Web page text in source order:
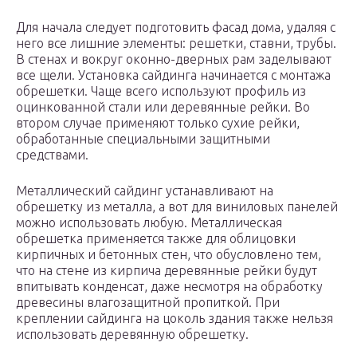
Для начала следует подготовить фасад дома, удаляя с
него все лишние элементы: решетки, ставни, трубы.
В стенах и вокруг оконно-дверных рам заделывают
все щели. Установка сайдинга начинается с монтажа
обрешетки. Чаще всего используют профиль из
оцинкованной стали или деревянные рейки. Во
втором случае применяют только сухие рейки,
обработанные специальными защитными
средствами.
Металлический сайдинг устанавливают на
обрешетку из металла, а вот для виниловых панелей
можно использовать любую. Металлическая
обрешетка применяется также для облицовки
кирпичных и бетонных стен, что обусловлено тем,
что на стене из кирпича деревянные рейки будут
впитывать конденсат, даже несмотря на обработку
древесины влагозащитной пропиткой. При
креплении сайдинга на цоколь здания также нельзя
использовать деревянную обрешетку.